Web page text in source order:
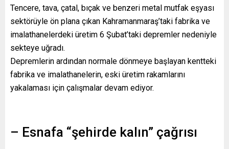
Tencere, tava, çatal, bıçak ve benzeri metal mutfak eşyası
sektörüyle ön plana çıkan Kahramanmaraş’taki fabrika ve
imalathanelerdeki üretim 6 Şubat’taki depremler nedeniyle
sekteye uğradı.
Depremlerin ardından normale dönmeye başlayan kentteki
fabrika ve imalathanelerin, eski üretim rakamlarını
yakalaması için çalışmalar devam ediyor.
– Esnafa “şehirde kalın” çağrısı